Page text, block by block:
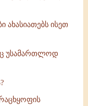
ახასიათებს ისეთ
უსამართლოდ